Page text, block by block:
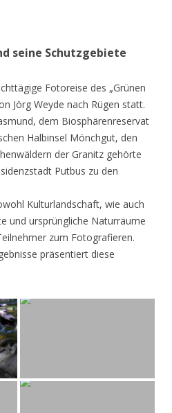
seine Schutzgebiete
Fotoreise des „Grünen
Jörg Weyde nach Rügen statt.
dem Biosphärenreservat
Halbinsel Mönchgut, den
der Granitz gehörte
Putbus zu den
Kulturlandschaft, wie auch
und ursprüngliche Naturräume
zum Fotografieren.
präsentiert diese